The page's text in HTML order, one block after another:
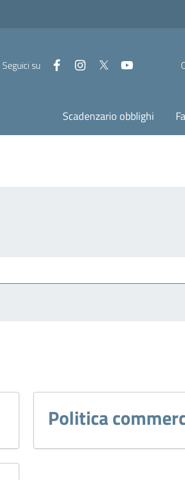
Seguici su FacebookInstagram
Twitter
Scadenzario obblighi
Politica